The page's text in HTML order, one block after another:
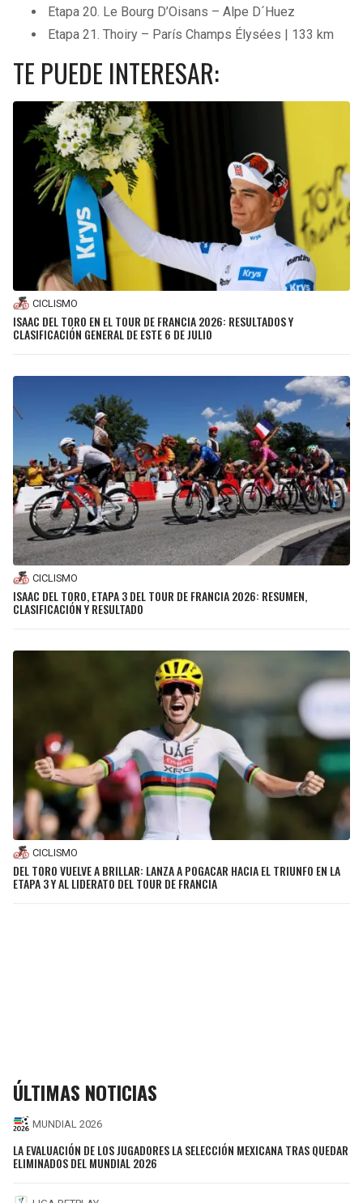
Etapa 20. Le Bourg D’Oisans – Alpe D´Huez
Etapa 21. Thoiry – París Champs Élysées | 133 km
TE PUEDE INTERESAR:
CICLISMO
ISAAC DEL TORO EN EL TOUR DE FRANCIA 2026: RESULTADOS Y
CLASIFICACIÓN GENERAL DE ESTE 6 DE JULIO
CICLISMO
ISAAC DEL TORO, ETAPA 3 DEL TOUR DE FRANCIA 2026: RESUMEN,
CLASIFICACIÓN Y RESULTADO
CICLISMO
DEL TORO VUELVE A BRILLAR: LANZA A POGACAR HACIA EL TRIUNFO EN LA
ETAPA 3 Y AL LIDERATO DEL TOUR DE FRANCIA
ÚLTIMAS NOTICIAS
MUNDIAL 2026
LA EVALUACIÓN DE LOS JUGADORES LA SELECCIÓN MEXICANA TRAS QUEDAR
ELIMINADOS DEL MUNDIAL 2026